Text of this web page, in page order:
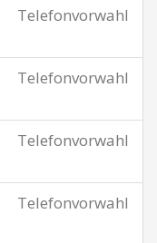
Telefonvorwahl
Telefonvorwahl
Telefonvorwahl
Telefonvorwahl